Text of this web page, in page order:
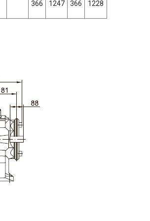
366 1247 366 1228